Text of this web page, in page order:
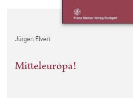
Jürgen Elvert
Mitteleuropa!